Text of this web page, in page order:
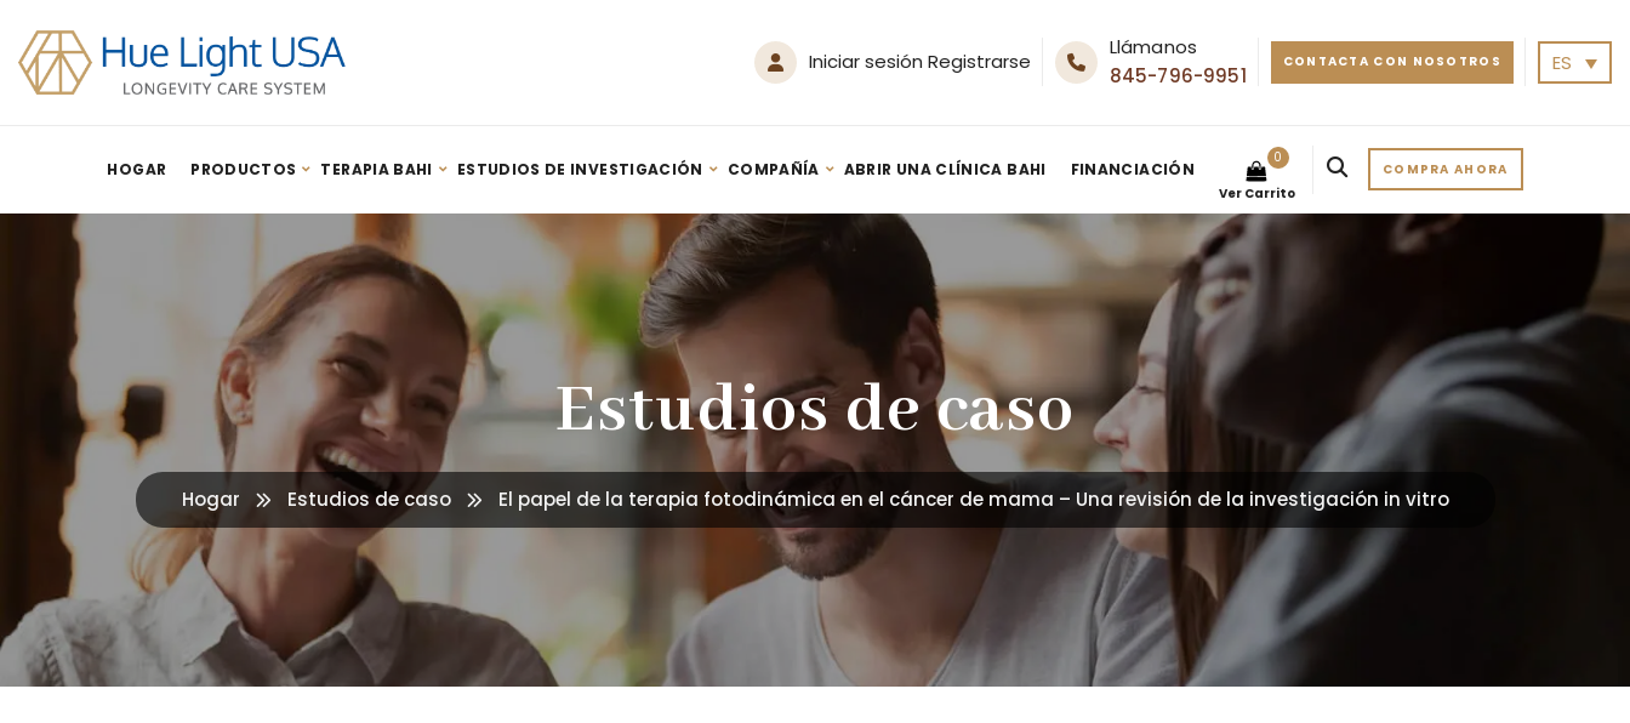
Iniciar sesión Registrarse
Llámanos
845-796-9951
CONTACTA CON NOSOTROS ES
HOGAR PRODUCTOS TERAPIA BAHI ESTUDIOS DE INVESTIGACIÓN COMPAÑÍA ABRIR UNA CLÍNICA BAHI FINANCIACIÓN
Ver Carrito
0
COMPRA AHORA
Estudios de caso
Hogar Estudios de caso El papel de la terapia fotodinámica en el cáncer de mama – Una revisión de la investigación in vitro